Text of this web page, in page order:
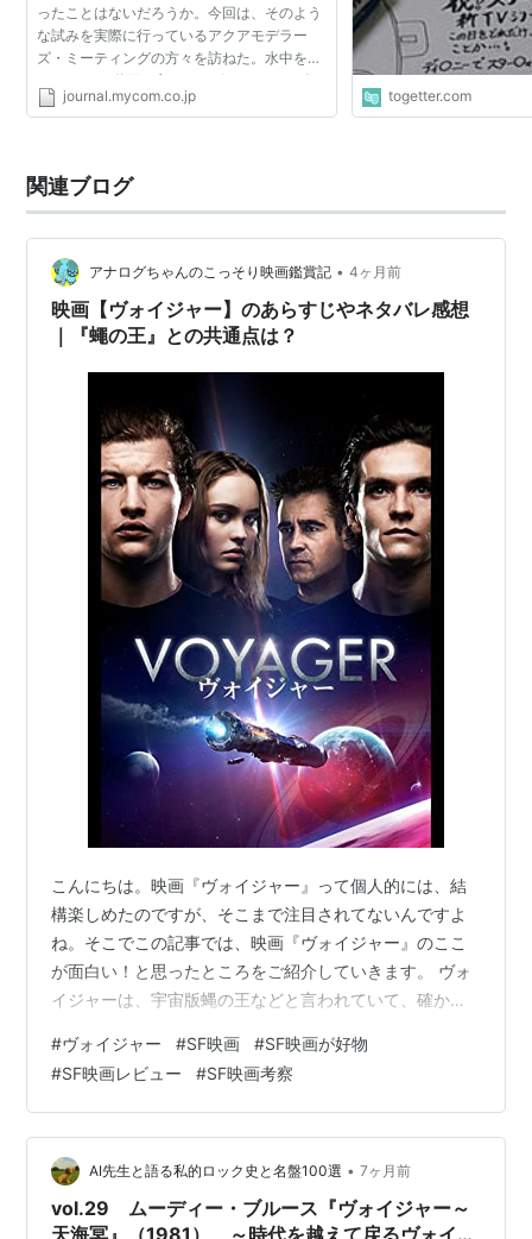
ったことはないだろうか。今回は、そのよう
な試みを実際に行っているアクアモデラー
ズ・ミーティングの方々を訪ねた。水中を舞
うSFメカの動画も交えてレポートする。 今
回訪ねたのは、神奈川県横須賀市にある海洋
journal.mycom.co.jp togetter.com
関連ブログ
アナログちゃんのこっそり映画鑑賞記 • 4ヶ月前
映画【ヴォイジャー】のあらすじやネタバレ感想
｜『蠅の王』との共通点は？
こんにちは。映画『ヴォイジャー』って個人的には、結
構楽しめたのですが、そこまで注目されてないんですよ
ね。そこでこの記事では、映画『ヴォイジャー』のここ
が面白い！と思ったところをご紹介していきます。 ヴォ
イジャーは、宇宙版蝿の王などと言われていて、確かに
た人なら楽しめるポイントがたくさん。ここ、同じだよ
ね～とか、似てる～とかで照らし合わせながら、観てし
まうでしょう。蠅の王は小説の他に、映画『蝿の王』も
ありますが、最近U-NEXTで配信が開始されたドラマ版
『蠅の王』もジワジワ注目を集めています。 ドラマ版
『蠅の王』の感想はこちらで書いています。 ↓…
#ヴォイジャー #SF映画 #SF映画が好物
#SF映画レビュー #SF映画考察
AI先生と語る私的ロック史と名盤100選 • 7ヶ月前
vol.29 ムーディー・ブルース『ヴォイジャー～
天海冥』（1981） ～時代を越えて戻るヴォイジ